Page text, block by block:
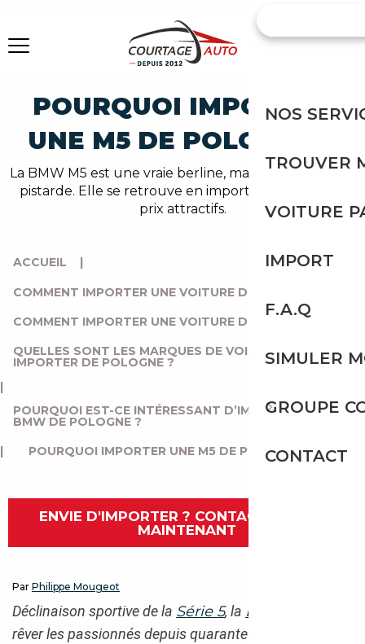
POURQUOI IMPORTER
UNE M5 DE POLOGNE ?
La BMW M5 est une vraie berline, mais aussi une vraie
pistarde. Elle se retrouve en import Pologne à des
prix attractifs.
ACCUEIL |
COMMENT IMPORTER UNE VOITURE D’EUROPE ?
COMMENT IMPORTER UNE VOITURE DE POLOGNE ?
QUELLES SONT LES MARQUES DE VOITURES À
IMPORTER DE POLOGNE ?
|
POURQUOI EST-CE INTÉRESSANT D’IMPORTER UNE
BMW DE POLOGNE ?
| POURQUOI IMPORTER UNE M5 DE POLOGNE ?
ENVIE D'IMPORTER ? CONTACTEZ-NOUS
MAINTENANT
Par Philippe Mougeot
Déclinaison sportive de la Série 5, la BMW M5
rêver les passionnés depuis quarante ans. Rien
NOS
TROUVER
VOITURE
IMPORT
F.A.Q
SIMULER
GROUPE
CONTACT